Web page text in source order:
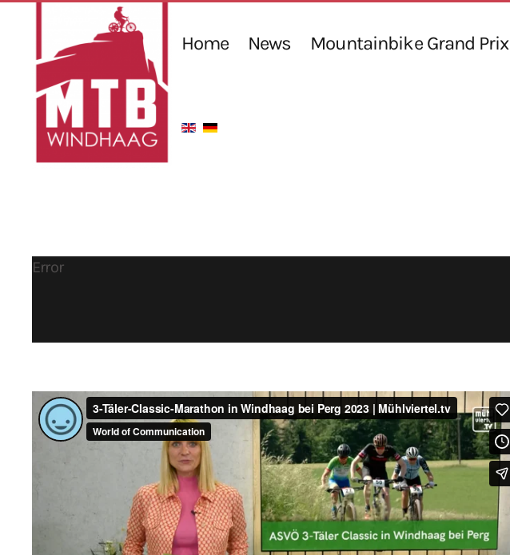
Home News Mountainbike Grand Prix
Error